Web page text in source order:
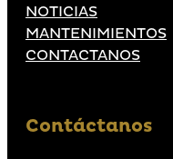
NOTICIAS
MANTENIMIENTOS
CONTACTANOS
Contáctanos